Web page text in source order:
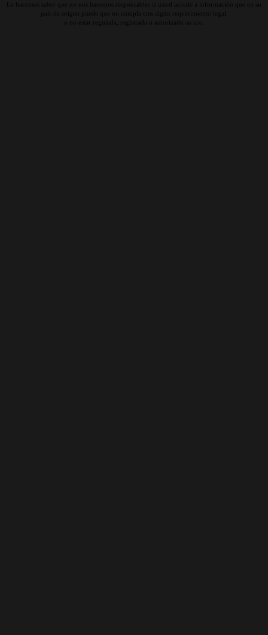
Le hacemos saber que no nos hacemos responsables si usted accede a información que en su
país de origen puede que no cumpla con algún requerimiento legal,
o no estar regulada, registrada o autorizado su uso.